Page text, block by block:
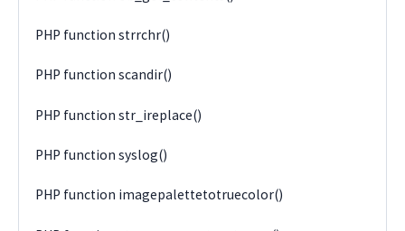
PHP function strrchr()
PHP function scandir()
PHP function str_ireplace()
PHP function syslog()
PHP function imagepalettetotruecolor()